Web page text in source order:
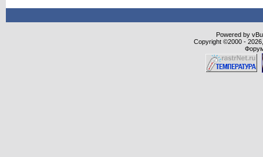
Powered by
Copyright ©2000 -